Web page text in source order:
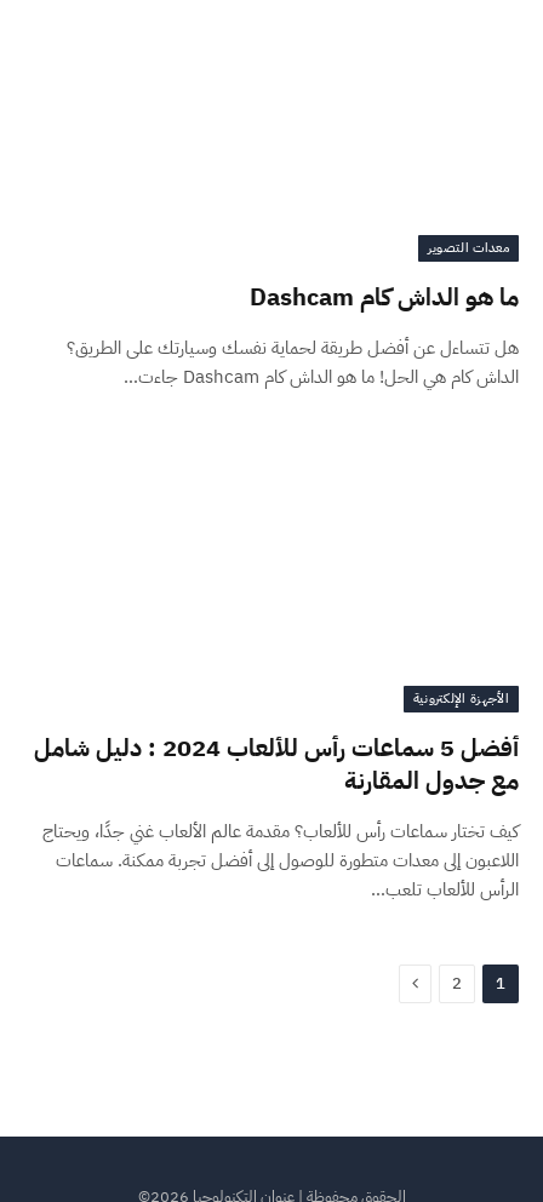
معدات التصوير
ما هو الداش كام Dashcam
هل تتساءل عن أفضل طريقة لحماية نفسك وسيارتك على الطريق؟
الداش كام هي الحل! ما هو الداش كام Dashcam جاءت…
الأجهزة الإلكترونية
أفضل 5 سماعات رأس للألعاب 2024 : دليل شامل
مع جدول المقارنة
كيف تختار سماعات رأس للألعاب؟ مقدمة عالم الألعاب غني جدًا، ويحتاج
اللاعبون إلى معدات متطورة للوصول إلى أفضل تجربة ممكنة. سماعات
الرأس للألعاب تلعب…
1
2 التالي
الحقوق محفوظة | عنوان التكنولوجيا 2026©